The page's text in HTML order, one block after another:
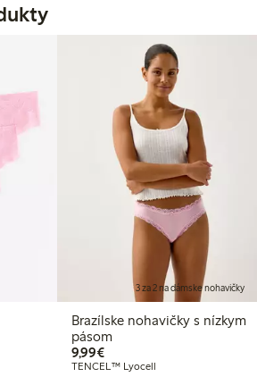
3 za 2 na dámske nohavičky
Brazílske nohavičky s nízkym
pásom
9,99€9,99 €
TENCEL™ Lyocell